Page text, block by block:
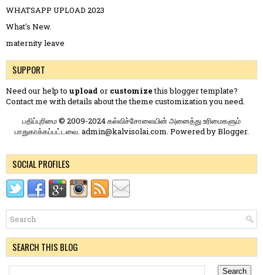
WHATSAPP UPLOAD 2023
What's New.
maternity leave
SUPPORT
Need our help to upload or customizethis blogger template?
Contact me with details about the theme customization you need.
பதிப்புரிமை © 2009-2024 கல்விச்சோலையின் அனைத்து உரிமைகளும்
பாதுகாக்கப்பட்டவை. admin@kalvisolai.com. Powered byBlogger.
SOCIAL PROFILES
SEARCH THIS BLOG